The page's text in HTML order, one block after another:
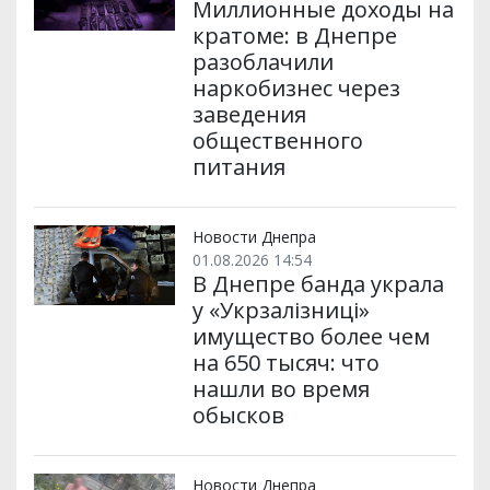
Миллионные доходы на
кратоме: в Днепре
разоблачили
наркобизнес через
заведения
общественного
питания
Новости Днепра
01.08.2026 14:54
В Днепре банда украла
у «Укрзалізниці»
имущество более чем
на 650 тысяч: что
нашли во время
обысков
Новости Днепра